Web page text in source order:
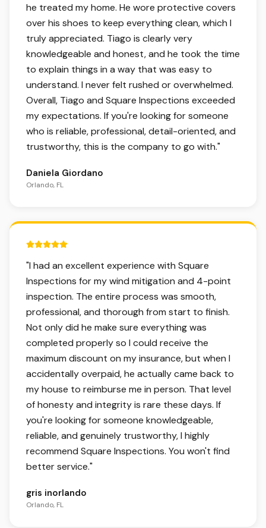
he treated my home. He wore protective covers
over his shoes to keep everything clean, which I
truly appreciated. Tiago is clearly very
knowledgeable and honest, and he took the time
to explain things in a way that was easy to
understand. I never felt rushed or overwhelmed.
Overall, Tiago and Square Inspections exceeded
my expectations. If you're looking for someone
who is reliable, professional, detail-oriented, and
trustworthy, this is the company to go with."
Daniela Giordano
Orlando, FL
5 out of 5 stars.
"I had an excellent experience with Square
Inspections for my wind mitigation and 4-point
inspection. The entire process was smooth,
professional, and thorough from start to finish.
Not only did he make sure everything was
completed properly so I could receive the
maximum discount on my insurance, but when I
accidentally overpaid, he actually came back to
my house to reimburse me in person. That level
of honesty and integrity is rare these days. If
you're looking for someone knowledgeable,
reliable, and genuinely trustworthy, I highly
recommend Square Inspections. You won't find
better service."
gris inorlando
Orlando, FL